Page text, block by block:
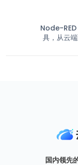
Node-RED
具，从云
国内领先